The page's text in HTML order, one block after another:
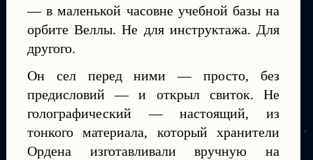
— в маленькой часовне учебной базы на
орбите Веллы. Не для инструктажа. Для
другого.
Он сел перед ними — просто, без
предисловий — и открыл свиток. Не
голографический — настоящий, из
тонкого материала, который хранители
Ордена изготавливали вручную на